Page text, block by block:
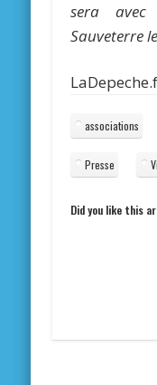
sera
Sauveterre
associations
Presse
Did you like this